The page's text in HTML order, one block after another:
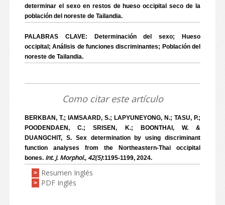
determinar el sexo en restos de hueso occipital seco de la
población del noreste de Tailandia.
PALABRAS CLAVE: Determinación del sexo; Hueso
occipital; Análisis de funciones discriminantes; Población del
noreste de Tailandia.
Como citar este artículo
BERKBAN, T.; IAMSAARD, S.; LAPYUNEYONG, N.; TASU, P.;
POODENDAEN, C.; SRISEN, K.; BOONTHAI, W. &
DUANGCHIT, S. Sex determination by using discriminant
function analyses from the Northeastern-Thai occipital
bones. Int. J. Morphol., 42(5):1195-1199, 2024.
> Resumen Inglés
> PDF Inglés